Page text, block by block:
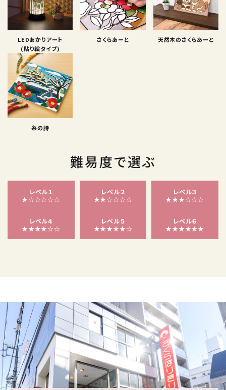
LEDあかりアート
(貼り絵タイプ)
さくらあーと 天然木のさくらあーと
糸の詩
難易度で選ぶ
レベル１
★☆☆☆☆☆
レベル２
★★☆☆☆☆
レベル３
★★★☆☆☆
レベル４
★★★★☆☆
レベル５
★★★★★☆
レベル６
★★★★★★